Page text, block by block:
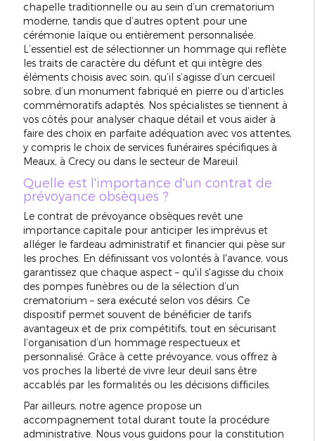
chapelle traditionnelle ou au sein d’un crematorium
moderne, tandis que d’autres optent pour une
cérémonie laïque ou entièrement personnalisée.
L’essentiel est de sélectionner un hommage qui reflète
les traits de caractère du défunt et qui intègre des
éléments choisis avec soin, qu’il s’agisse d’un cercueil
sobre, d’un monument fabriqué en pierre ou d’articles
commémoratifs adaptés. Nos spécialistes se tiennent à
vos côtés pour analyser chaque détail et vous aider à
faire des choix en parfaite adéquation avec vos attentes,
y compris le choix de services funéraires spécifiques à
Meaux, à Crecy ou dans le secteur de Mareuil.
Quelle est l'importance d'un contrat de
prévoyance obsèques ?
Le contrat de prévoyance obsèques revêt une
importance capitale pour anticiper les imprévus et
alléger le fardeau administratif et financier qui pèse sur
les proches. En définissant vos volontés à l'avance, vous
garantissez que chaque aspect – qu'il s'agisse du choix
des pompes funèbres ou de la sélection d’un
crematorium – sera exécuté selon vos désirs. Ce
dispositif permet souvent de bénéficier de tarifs
avantageux et de prix compétitifs, tout en sécurisant
l’organisation d’un hommage respectueux et
personnalisé. Grâce à cette prévoyance, vous offrez à
vos proches la liberté de vivre leur deuil sans être
accablés par les formalités ou les décisions difficiles.
Par ailleurs, notre agence propose un
accompagnement total durant toute la procédure
administrative. Nous vous guidons pour la constitution